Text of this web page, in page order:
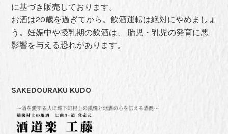
に基づき販売しております。
お酒は20歳を過ぎてから。飲酒運転は絶対にやめましょ
う。妊娠中や授乳期の飲酒は、 胎児・乳児の発育に悪
影響を与える恐れがあります。
SAKEDOURAKU KUDO